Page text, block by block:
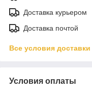
Доставка курьером
Доставка почтой
Все условия доставки
Условия оплаты